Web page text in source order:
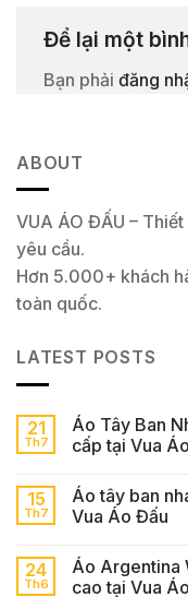
Để lại một
Bạn phải đăng
ABOUT
VUA ÁO ĐẤU –
yêu cầu.
Hơn 5.000+ khách
toàn quốc.
LATEST POSTS
21
Th7
Áo Tây Ban
cấp tại Vua
15
Th7
Áo tây ban
Vua Áo Đấu
24
Th6
Áo Argentina
cao tại Vua